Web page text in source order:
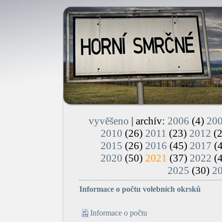
vyvěšeno | archív: 2006 (4)
2010 (26) 2011 (23) 2012
2015 (26) 2016 (45) 2017
2020 (50) 2021 (37) 2022
2025 (30)
Informace o počtu volebních okrsků
Informace o počtu